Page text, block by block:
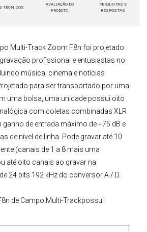
TÉCNICOS
AVALIAÇÃO DO
PRODUTO
PERGUNTAS E
RESPOSTAS
Multi-Track Zoom F8n foi projetado
profissional e entusiastas no
música, cinema e notícias
para ser transportado por uma
uma bolsa, uma unidade possui oito
com coletas combinadas XLR
ganho de entrada máximo de +75 dB e
de nível de linha. Pode gravar até 10
(canais de 1 a 8 mais uma
até oito canais ao gravar na
24 bits 192 kHz do conversor A / D.
de Campo Multi-Trackpossui
níveis para reduzir o som ambiente,